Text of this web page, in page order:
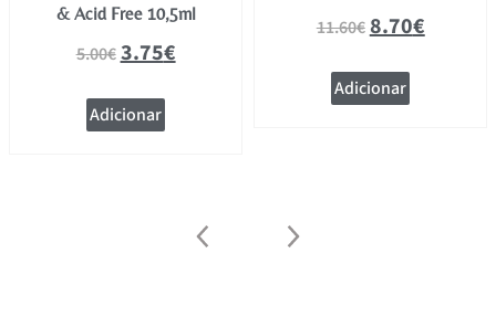
& Acid Free 10,5ml
5.00€3.75€
Adicionar
11.60€8.70€
Adicionar